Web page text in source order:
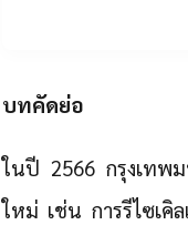
บทคัดย่อ
ในปี 2566 กรุงเทพ
ใหม่ เช่น การรีไซเคิ